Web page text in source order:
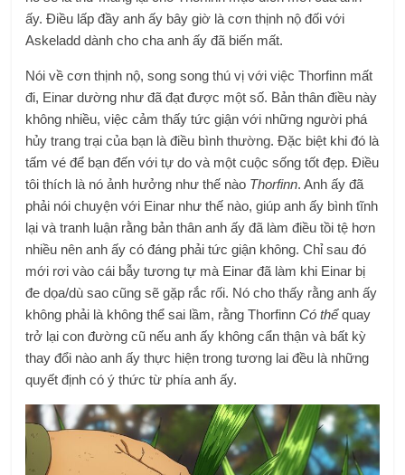
ấy. Điều lấp đầy anh ấy bây giờ là cơn thịnh nộ đối với
Askeladd dành cho cha anh ấy đã biến mất.
Nói về cơn thịnh nộ, song song thú vị với việc Thorfinn mất
đi, Einar dường như đã đạt được một số. Bản thân điều này
không nhiều, việc cảm thấy tức giận với những người phá
hủy trang trại của bạn là điều bình thường. Đặc biệt khi đó là
tấm vé để bạn đến với tự do và một cuộc sống tốt đẹp. Điều
tôi thích là nó ảnh hưởng như thế nào Thorfinn. Anh ấy đã
phải nói chuyện với Einar như thế nào, giúp anh ấy bình tĩnh
lại và tranh luận rằng bản thân anh ấy đã làm điều tồi tệ hơn
nhiều nên anh ấy có đáng phải tức giận không. Chỉ sau đó
mới rơi vào cái bẫy tương tự mà Einar đã làm khi Einar bị
đe dọa/dù sao cũng sẽ gặp rắc rối. Nó cho thấy rằng anh ấy
không phải là không thể sai lầm, rằng ThorfinnCó thểquay
trở lại con đường cũ nếu anh ấy không cẩn thận và bất kỳ
thay đổi nào anh ấy thực hiện trong tương lai đều là những
quyết định có ý thức từ phía anh ấy.